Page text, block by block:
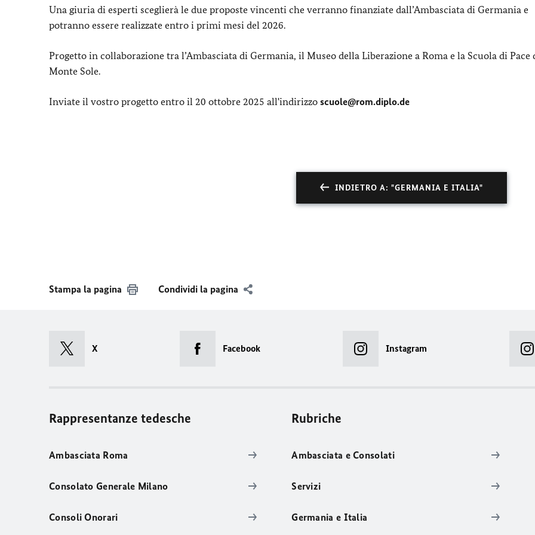
Una giuria di esperti sceglierà le due proposte vincenti che verranno finanziate dall’Ambasciata di Germania e
potranno essere realizzate entro i primi mesi del 2026.
Progetto in collaborazione tra l’Ambasciata di Germania, il Museo della Liberazione a Roma e la Scuola di Pace
Monte Sole.
Inviate il vostro progetto entro il 20 ottobre 2025 all'indirizzo scuole@rom.diplo.de
INDIETRO A: "GERMANIA E ITALIA"
Stampa la pagina Condividi la pagina
X Facebook Instagram
Rappresentanze tedesche
Ambasciata Roma
Consolato Generale Milano
Consoli Onorari
Rubriche
Ambasciata e Consolati
Servizi
Germania e Italia